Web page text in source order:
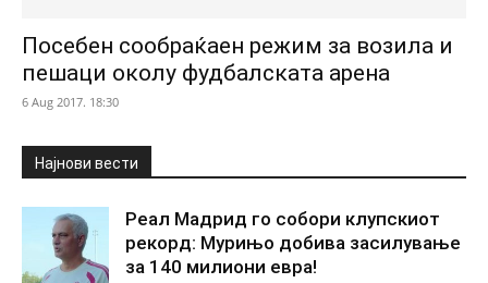
Посебен сообраќаен режим за возила и
пешаци околу фудбалската арена
6 Aug 2017. 18:30
Најнови вести
Реал Мадрид го собори клупскиот
рекорд: Мурињо добива засилување
за 140 милиони евра!